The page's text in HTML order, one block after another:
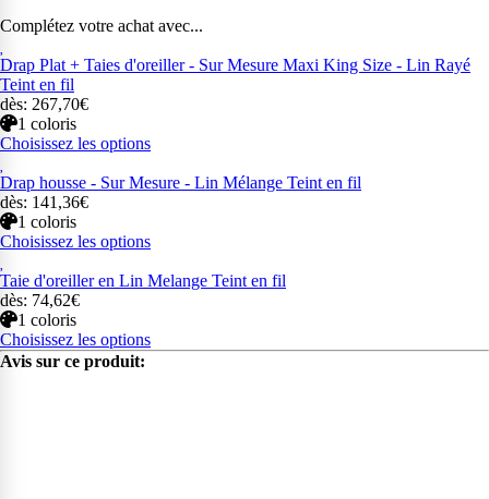
Complétez votre achat avec...
Drap Plat + Taies d'oreiller - Sur Mesure Maxi King Size - Lin Rayé
Teint en fil
dès: 267,70€
1 coloris
Choisissez les options
Drap housse - Sur Mesure - Lin Mélange Teint en fil
dès: 141,36€
1 coloris
Choisissez les options
Taie d'oreiller en Lin Melange Teint en fil
dès: 74,62€
1 coloris
Choisissez les options
Avis sur ce produit: